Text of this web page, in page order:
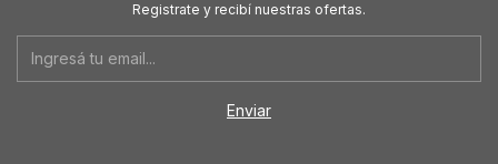
Registrate y recibí nuestras ofertas.